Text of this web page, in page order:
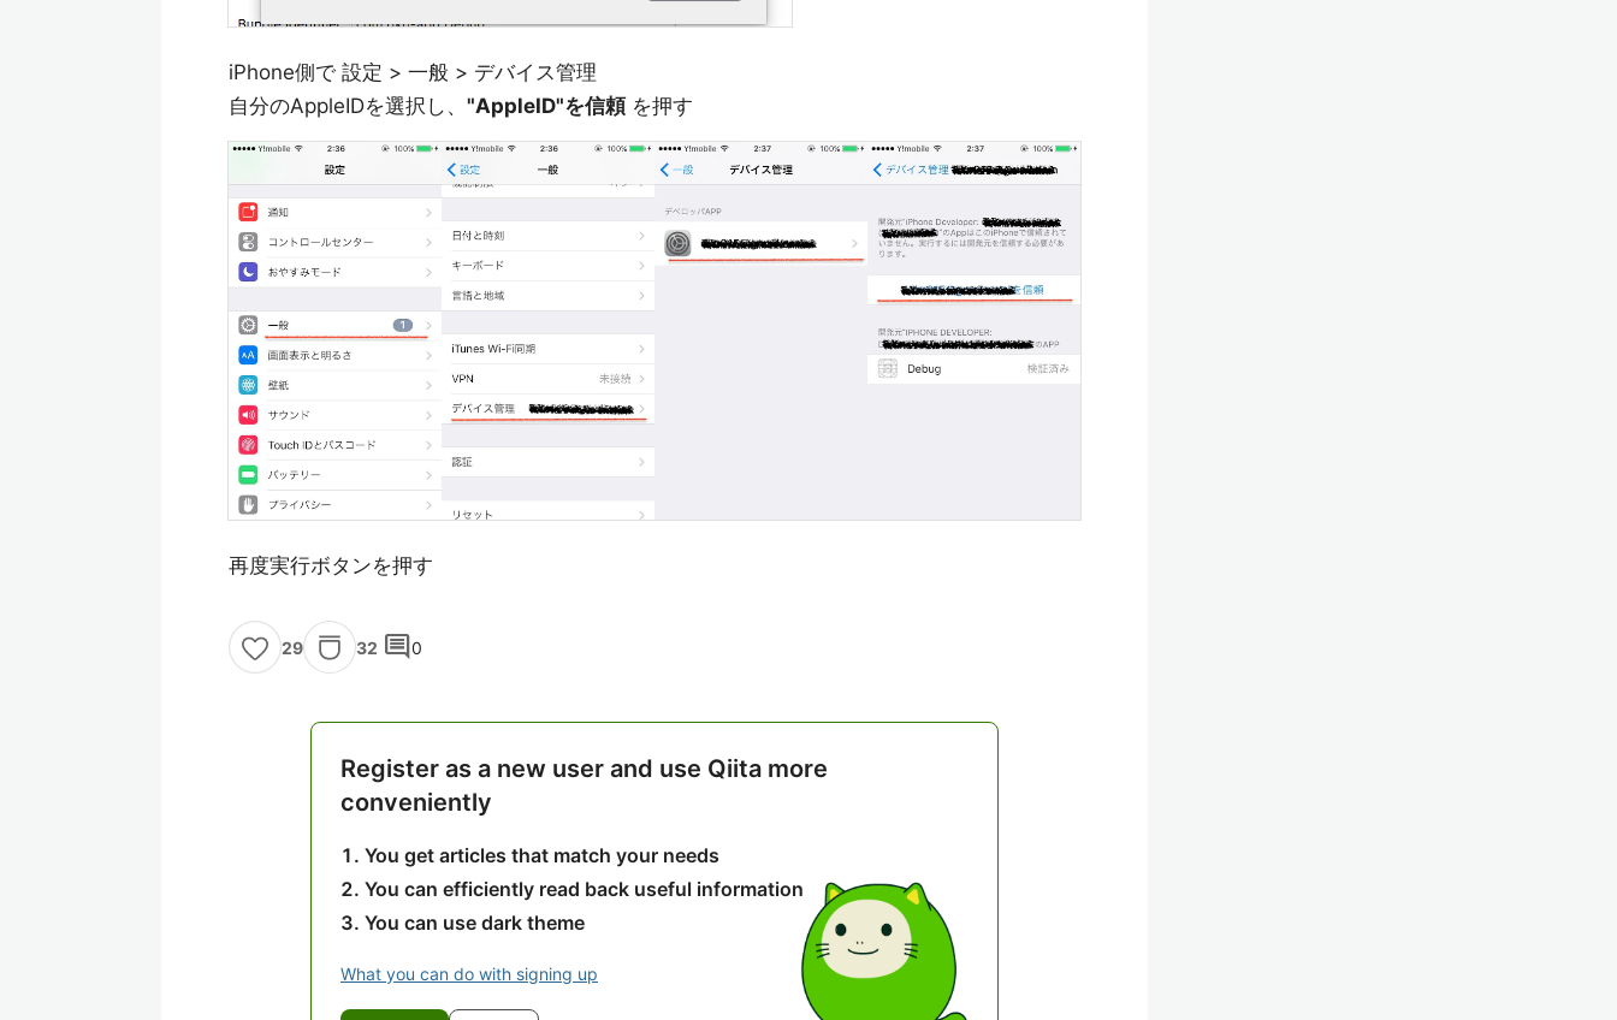
iPhone側で 設定 > 一般 > デバイス管理
自分のAppleIDを選択し、 "AppleID"を信頼を押す
再度実行ボタンを押す
29 32 comment0
Register as a new user and use Qiita more
conveniently
You get articles that match your needs
You can efficiently read back useful information
You can use dark theme
What you can do with signing up